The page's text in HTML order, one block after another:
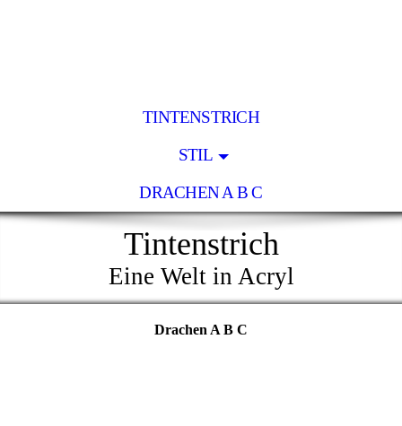
TINTENSTRICH
STIL
DRACHEN A B C
Tintenstrich
Eine Welt in Acryl
Drachen A B C